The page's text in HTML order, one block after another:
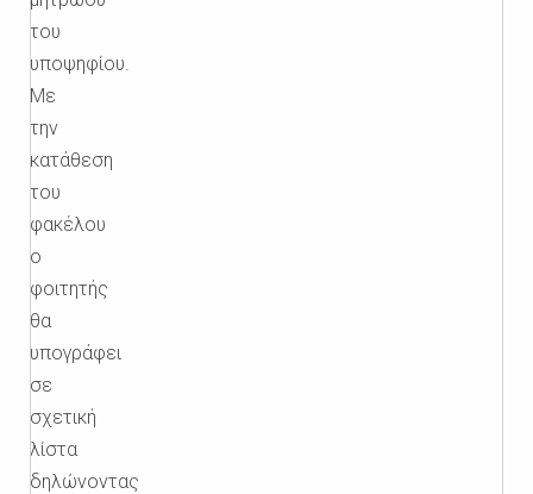
του
υποψηφίου.
Με
την
κατάθεση
του
φακέλου
ο
φοιτητής
θα
υπογράφει
σε
σχετική
λίστα
δηλώνοντας